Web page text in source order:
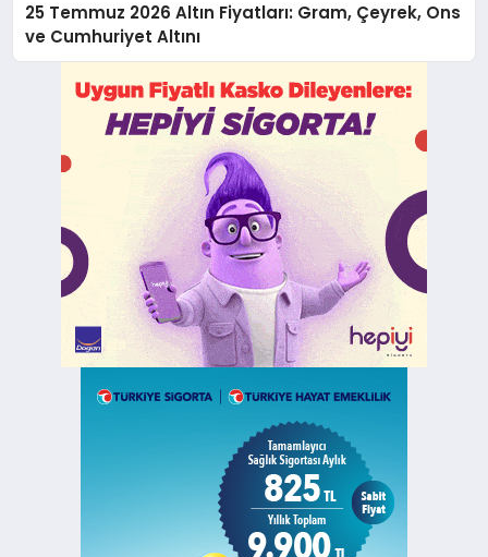
25 Temmuz 2026 Altın Fiyatları: Gram, Çeyrek, Ons
ve Cumhuriyet Altını